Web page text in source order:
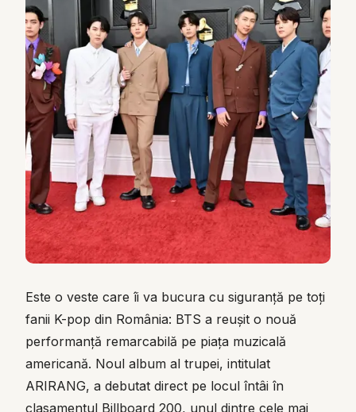
Este o veste care îi va bucura cu siguranță pe toți
fanii K-pop din România: BTS a reușit o nouă
performanță remarcabilă pe piața muzicală
americană. Noul album al trupei, intitulat
ARIRANG, a debutat direct pe locul întâi în
clasamentul Billboard 200, unul dintre cele mai